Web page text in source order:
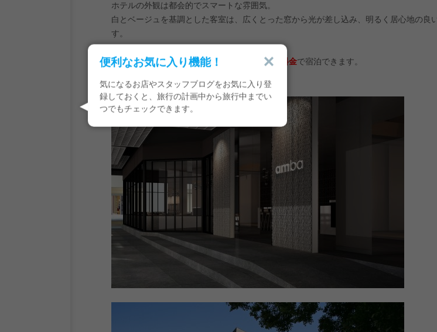
便利なお気に入り機能！
気になるお店やスタッフブログをお気に入り登
録しておくと、旅行の計画中から旅行中までい
つでもチェックできます。
ホテルの外観は都会的でスマートな雰囲気。
白とベージュを基調とした客室は、広くとった窓から光が差し込み、明るく居心地の良
す。
いまならamba中山が、おトクな JCB会員特別料金で宿泊できます。